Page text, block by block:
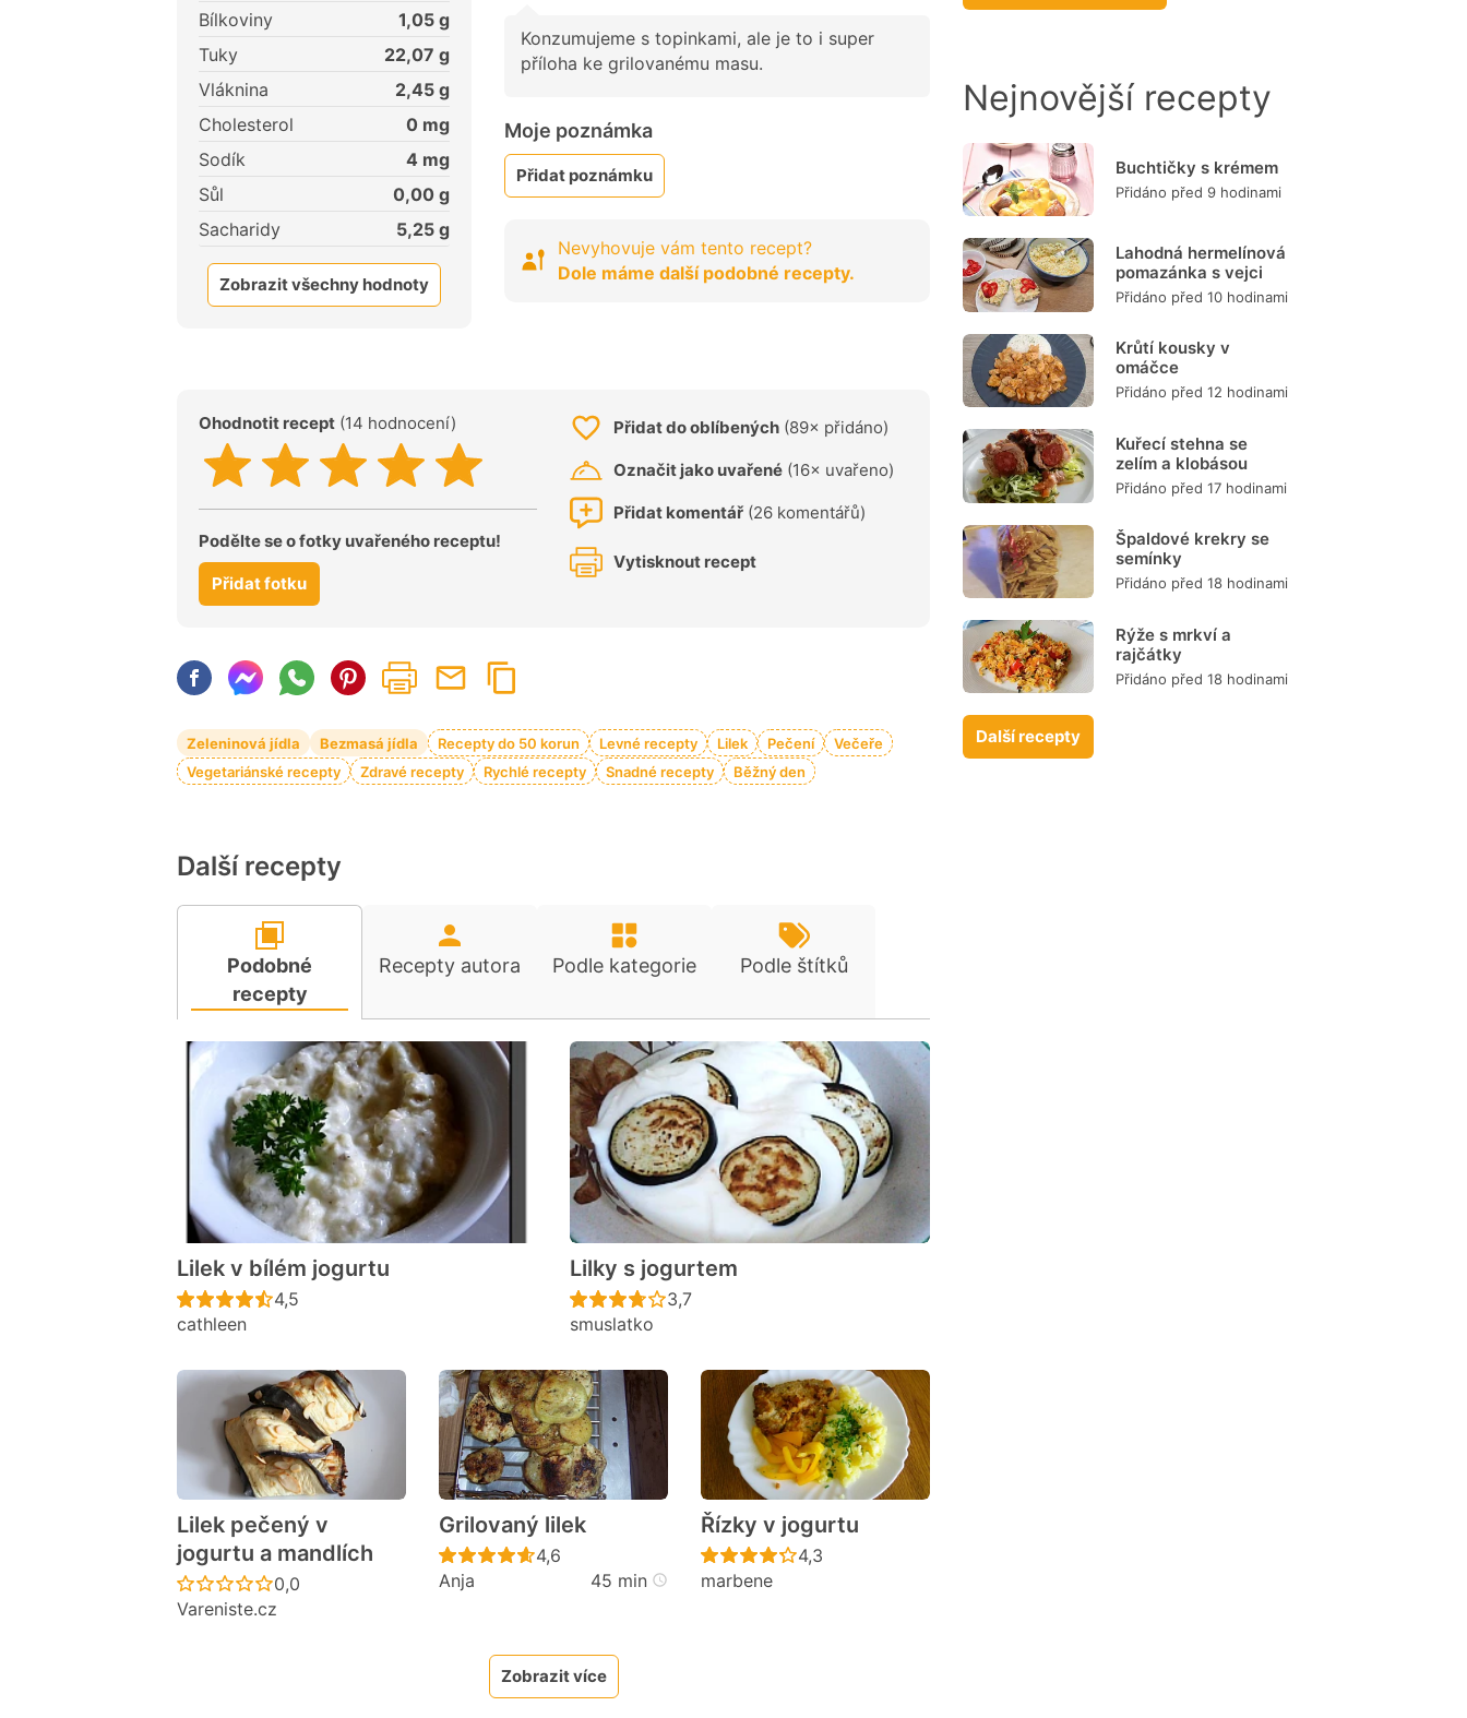
Bílkoviny
1,05 g
Tuky
22,07 g
Vláknina
2,45 g
Cholesterol
0 mg
Sodík
4 mg
Sůl
0,00 g
Sacharidy
5,25 g
Zobrazit všechny hodnoty
Konzumujeme s topinkami, ale je to i super
příloha ke grilovanému masu.
Moje poznámka
Přidat poznámku
Nevyhovuje vám tento recept?
Dole máme další podobné recepty.
Ohodnotit recept (14 hodnocení)
Podělte se o fotky uvařeného receptu!
Přidat fotku
Přidat do oblíbených (89× přidáno)
Označit jako uvařené (16× uvařeno)
Přidat komentář (26 komentářů)
Vytisknout recept
Zeleninová jídla Bezmasá jídla Recepty do 50 korun Levné recepty Lilek Pečení
Večeře
Vegetariánské recepty
Zdravé recepty Rychlé recepty Snadné recepty Běžný den
Další recepty
Podobné
recepty
Recepty autora Podle kategorie Podle štítků
Lilek v bílém jogurtu
Recept ještě nebyl hodnocen
4,5
cathleen
Lilky s jogurtem
Recept ještě nebyl hodnocen
3,7
smuslatko
Lilek pečený v
jogurtu a mandlích
Recept ještě nebyl hodnocen
0,0
Vareniste.cz
Grilovaný lilek
Recept ještě nebyl hodnocen
4,6
Anja
45 min
Řízky v jogurtu
Recept ještě nebyl hodnocen
4,3
marbene
Zobrazit více
Nejnovější recepty
Buchtičky s krémem
Přidáno před 9 hodinami
Lahodná hermelínová
pomazánka s vejci
Přidáno před 10 hodinami
Krůtí kousky v
omáčce
Přidáno před 12 hodinami
Kuřecí stehna se
zelím a klobásou
Přidáno před 17 hodinami
Špaldové krekry se
semínky
Přidáno před 18 hodinami
Rýže s mrkví a
rajčátky
Přidáno před 18 hodinami
Další recepty